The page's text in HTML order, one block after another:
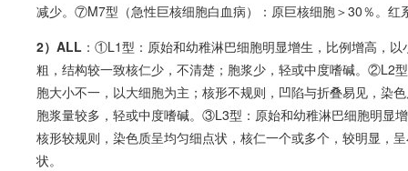
减少。⑦M7型（急性巨核细胞白血病）：原巨核细胞＞30％。红
2）ALL ：①L1型：原始和幼稚淋巴细胞明显增生，比例增高，
粗，结构较一致核仁少，不清楚；胞浆少，轻或中度嗜碱。②L2
胞大小不一，以大细胞为主；核形不规则，凹陷与折叠易见，染
胞浆量较多，轻或中度嗜碱。③L3型：原始和幼稚淋巴细胞明显
核形较规则，染色质呈均匀细点状，核仁一个或多个，较明显，
状。